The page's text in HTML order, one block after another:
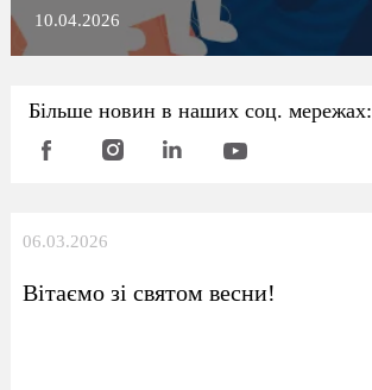
10.04.2026
Більше новин в наших соц. мережах:
06.03.2026
Вітаємо зі святом весни!